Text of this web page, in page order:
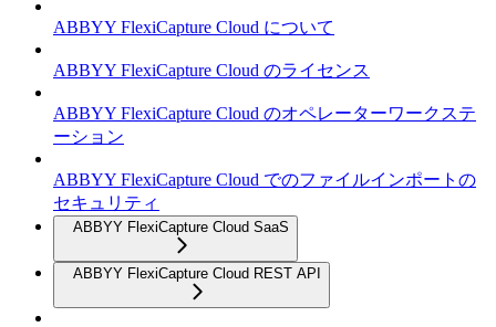
ABBYY FlexiCapture Cloud について
ABBYY FlexiCapture Cloud のライセンス
ABBYY FlexiCapture Cloud のオペレーターワークステ
ーション
ABBYY FlexiCapture Cloud でのファイルインポートの
セキュリティ
ABBYY FlexiCapture Cloud SaaS
ABBYY FlexiCapture Cloud REST API